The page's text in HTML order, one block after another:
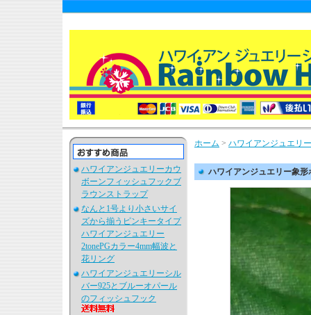
ハワイアンジュエリーカウ
ボーンフィッシュフックブ
ラウンストラップ
なんと1号より小さいサイ
ズから揃うピンキータイプ
ハワイアンジュエリー
2tonePGカラー4mm幅波と
花リング
ハワイアンジュエリーシル
バー925とブルーオパール
のフィッシュフック
ホーム > ハワイアンジュエリ
ハワイアンジュエリー象